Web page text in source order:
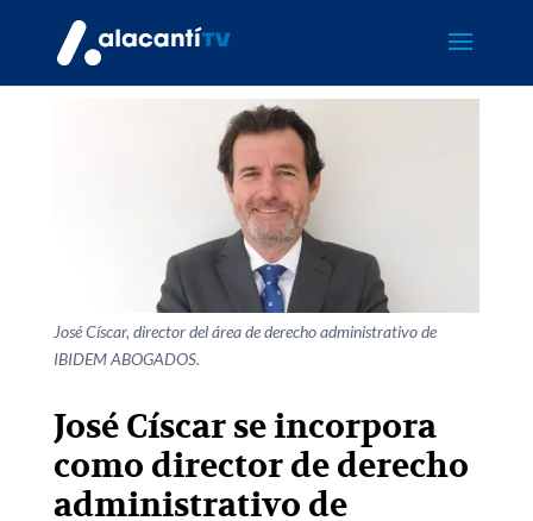
José Císcar, director del área de derecho administrativo de
IBIDEM ABOGADOS.
José Císcar se incorpora
como director de derecho
administrativo de